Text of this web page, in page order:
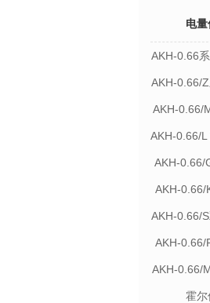
电
AKH-0.66
AKH-0.66/
流
AKH-0.66/
电
AKH-0.66/L
AKH-0.66/
AKH-0.66/
AKH-0.66/
AKH-0.66/
AKH-0.66/
电流
霍尔